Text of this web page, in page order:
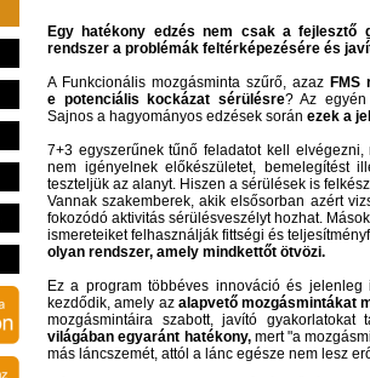
Egy hatékony edzés nem csak a fejlesztő
rendszer a problémák feltérképezésére és
A Funkcionális mozgásminta szűrő, azaz FMS
e potenciális kockázat sérülésre? Az
Sajnos a hagyományos edzések során ezek a
7+3 egyszerűnek tűnő feladatot kell elvégezni,
nem igényelnek előkészületet, bemelegítést
teszteljük az alanyt. Hiszen a sérülések is
Vannak szakemberek, akik elsősorban azért
fokozódó aktivitás sérülésveszélyt hozhat.
ismereteiket felhasználják fittségi és
olyan rendszer, amely mindkettőt ötvözi.
Ez a program többéves innováció és jelenleg
kezdődik, amely azalapvető mozgásmintákat
mozgásmintáira szabott, javító
világában egyaránt hatékony,mert "a
más láncszemét, attól a lánc egésze nem lesz